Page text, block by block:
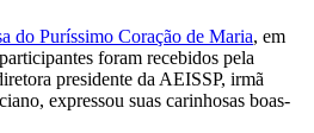
do Puríssimo Coração de Maria, em
foram recebidos pela
presidente da AEISSP, irmã
expressou suas carinhosas boas-